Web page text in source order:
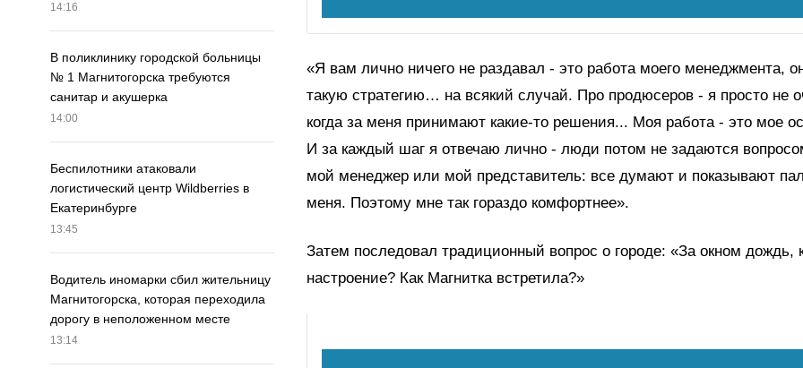
14:16
В поликлинику городской больницы
№ 1 Магнитогорска требуются
санитар и акушерка
14:00
Беспилотники атаковали
логистический центр Wildberries в
Екатеринбурге
13:45
Водитель иномарки сбил жительницу
Магнитогорска, которая переходила
дорогу в неположенном месте
13:14
«Я вам лично ничего не раздавал - это работа моего менеджмента,
такую стратегию… на всякий случай. Про продюсеров - я просто не
когда за меня принимают какие-то решения... Моя работа - это мое
И за каждый шаг я отвечаю лично - люди потом не задаются
мой менеджер или мой представитель: все думают и показывают
меня. Поэтому мне так гораздо комфортнее».
Затем последовал традиционный вопрос о городе: «За окном дождь,
настроение? Как Магнитка встретила?»